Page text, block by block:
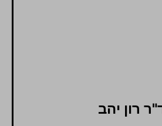
רון יהב